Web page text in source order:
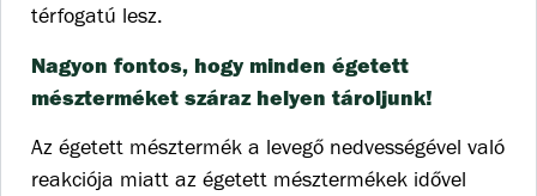
térfogatú lesz.
Nagyon fontos, hogy minden égetett
mészterméket száraz helyen tároljunk!
Az égetett mésztermék a levegő nedvességével való
reakciója miatt az égetett mésztermékek idővel